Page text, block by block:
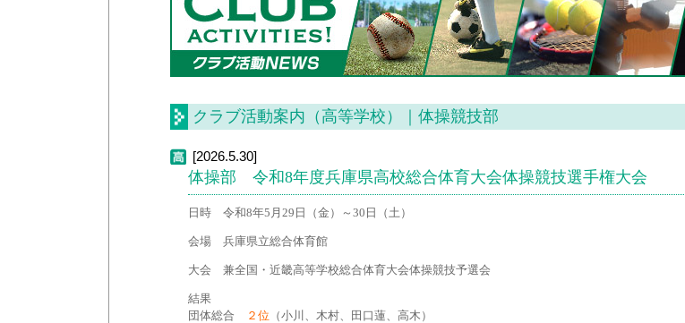
クラブ活動案内（高等学校）｜体操競技部
[2026.5.30]
体操部 令和8年度兵庫県高校総合体育大会体操競技選手権大会
日時 令和8年5月29日（金）～30日（土）
会場 兵庫県立総合体育館
大会 兼全国・近畿高等学校総合体育大会体操競技予選会
結果
団体総合
２位 （小川、木村、田口蓮、高木）